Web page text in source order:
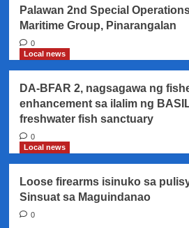
Palawan 2nd Special
Maritime Group, Pinarangalan
0
Local news
DA-BFAR 2, nagsagawa ng
enhancement sa ilalim ng
freshwater fish sanctuary
0
Local news
Loose firearms isinuko sa
Sinsuat sa Maguindanao
0